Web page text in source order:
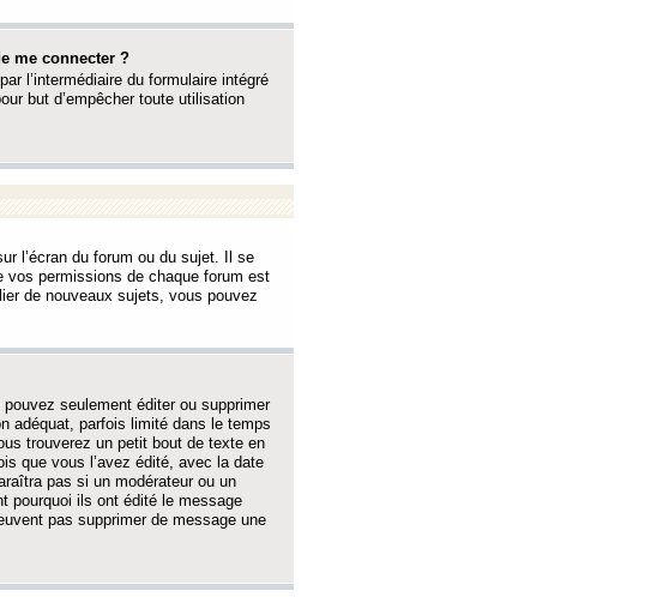
me connecter ?
l’intermédiaire du formulaire intégré
but d’empêcher toute utilisation
l’écran du forum ou du sujet. Il se
vos permissions de chaque forum est
de nouveaux sujets, vous pouvez
seulement éditer ou supprimer
adéquat, parfois limité dans le temps
trouverez un petit bout de texte en
que vous l’avez édité, avec la date
pas si un modérateur ou un
pourquoi ils ont édité le message
pas supprimer de message une